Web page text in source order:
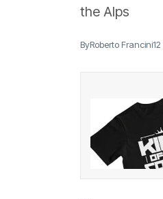
the Alps
ByRoberto Francini